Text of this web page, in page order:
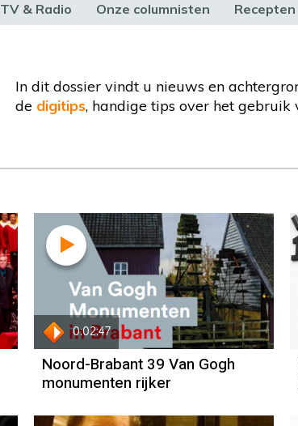
TV & Radio Onze columnisten Recepten
In dit dossier vindt u nieuws en
de digitips, handige tips over het
0:02:47
Noord-Brabant 39 Van Gogh
monumenten rijker